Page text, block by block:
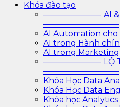
Khóa đào tạo
———————- AI &
—————————–
AI Automation cho
AI trong Hành
AI trong Marketing
———————- LỘ
—————————–
Khóa Học Data
Khóa Học Data
Khóa học